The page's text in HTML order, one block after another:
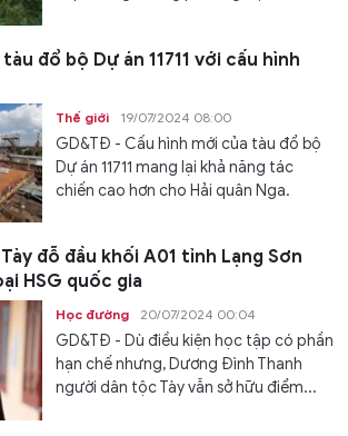
đổ bộ Dự án 11711 với cấu hình
Thế giới 19/07/2024 08:00
GD&TĐ - Cấu hình mới của tàu đổ bộ
Dự án 11711 mang lại khả năng tác
chiến cao hơn cho Hải quân Nga.
đỗ đầu khối A01 tỉnh Lạng Sơn
HSG quốc gia
Học đường 20/07/2024 00:04
GD&TĐ - Dù điều kiện học tập có phần
hạn chế nhưng, Dương Đình Thanh
người dân tộc Tày vẫn sở hữu điểm...